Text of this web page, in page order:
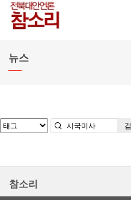
뉴스
참소리